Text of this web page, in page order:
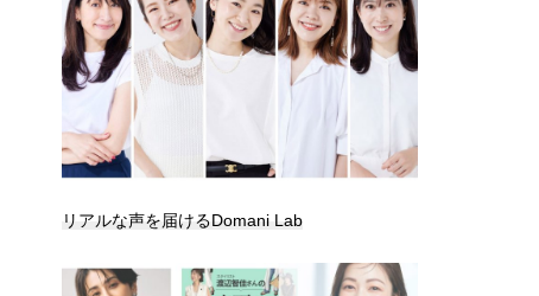
リアルな声を届けるDomani Lab